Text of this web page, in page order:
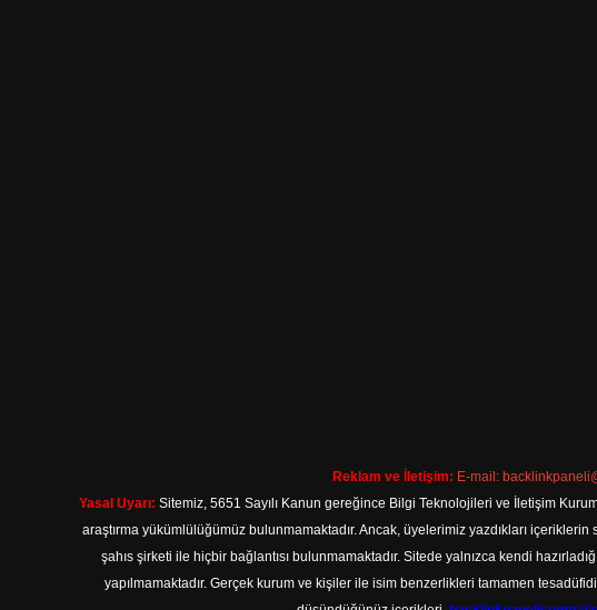
Reklam ve İletişim: E-mail:
Yasal Uyarı: Sitemiz, 5651 Sayılı Kanun gereğince Bilgi Teknolojileri ve İletişim
araştırma yükümlülüğümüz bulunmamaktadır. Ancak, üyelerimiz yazdıkları
şahıs şirketi ile hiçbir bağlantısı bulunmamaktadır. Sitede yalnızca kendi
yapılmamaktadır. Gerçek kurum ve kişiler ile isim benzerlikleri tamamen